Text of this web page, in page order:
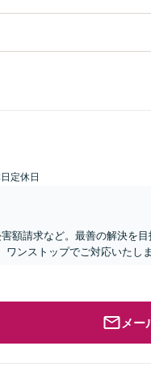
定休日
額請求など。最善の解決を
ンストップでご対応いたし
メー